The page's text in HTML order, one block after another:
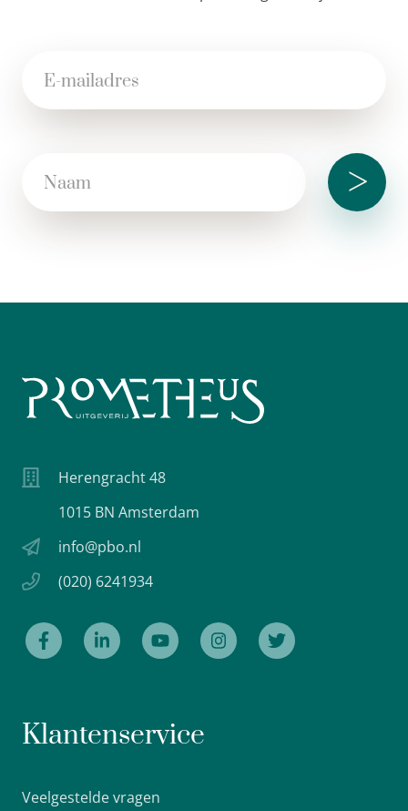
>
Herengracht 48
1015 BN Amsterdam
info@pbo.nl
(020) 6241934
Klantenservice
Veelgestelde vragen